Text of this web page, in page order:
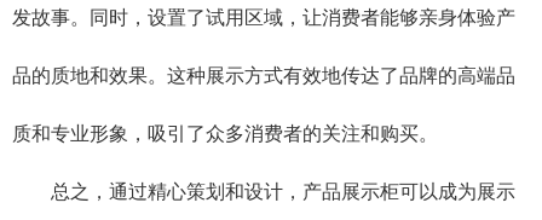
发故事。同时，设置了试用区域，让消费者能够亲身体验产
品的质地和效果。这种展示方式有效地传达了品牌的高端品
质和专业形象，吸引了众多消费者的关注和购买。
总之，通过精心策划和设计，产品展示柜可以成为展示